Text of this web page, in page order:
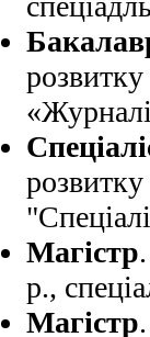
"
Магістр
р.,
Магістр